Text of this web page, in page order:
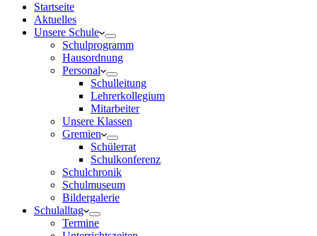
Startseite
Aktuelles
Unsere Schule
Schulprogramm
Hausordnung
Personal
Schulleitung
Lehrerkollegium
Mitarbeiter
Unsere Klassen
Gremien
Schülerrat
Schulkonferenz
Schulchronik
Schulmuseum
Bildergalerie
Schulalltag
Termine